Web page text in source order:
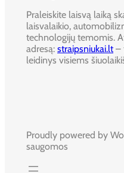
Praleiskite laisvą laiką
laisvalaikio,
technologijų temomis.
adresą: straipsniukai.lt–
leidinys visiems
Proudly powered by
saugomos